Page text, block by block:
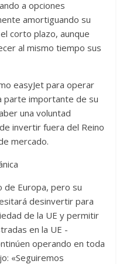
a opciones
amortiguando su
corto plazo, aunque
al mismo tiempo sus
easyJet para operar
parte importante de su
una voluntad
invertir fuera del Reino
mercado.
de Europa, pero su
desinvertir para
de la UE y permitir
en la UE -
operando en toda
«Seguiremos